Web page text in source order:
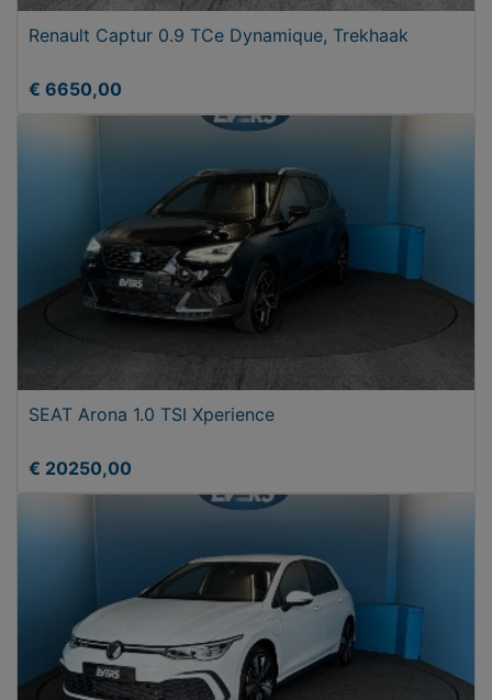
Renault Captur 0.9 TCe Dynamique, Trekhaak
€ 6650,00
SEAT Arona 1.0 TSI Xperience
€ 20250,00